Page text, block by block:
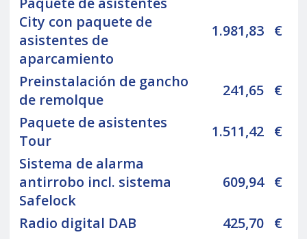
City con paquete de
asistentes de
aparcamiento
1.981,83 €
Preinstalación de gancho
de remolque
241,65 €
Paquete de asistentes
Tour
1.511,42 €
Sistema de alarma
antirrobo incl. sistema
Safelock
609,94 €
Radio digital DAB 425,70 €